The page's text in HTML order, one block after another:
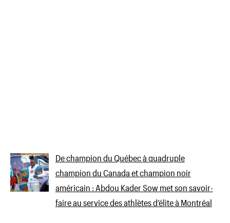
De champion du Québec à quadruple
champion du Canada et champion noir
américain : Abdou Kader Sow met son savoir-
faire au service des athlètes d’élite à Montréal